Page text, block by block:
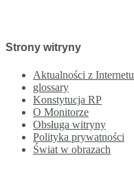
Strony witryny
Aktualności z Internetu
glossary
Konstytucja RP
O Monitorze
Obsługa witryny
Polityka prywatności
Świat w obrazach